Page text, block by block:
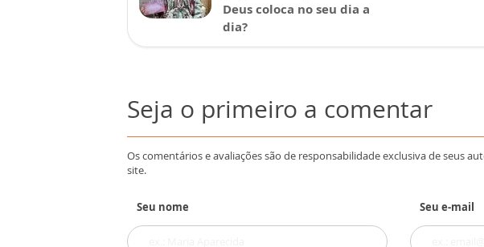
Deus coloca no seu dia a
dia?
Seja o primeiro a comentar
Os comentários e avaliações são de responsabilidade exclusiva de seus
site.
Seu nome Seu e-mail